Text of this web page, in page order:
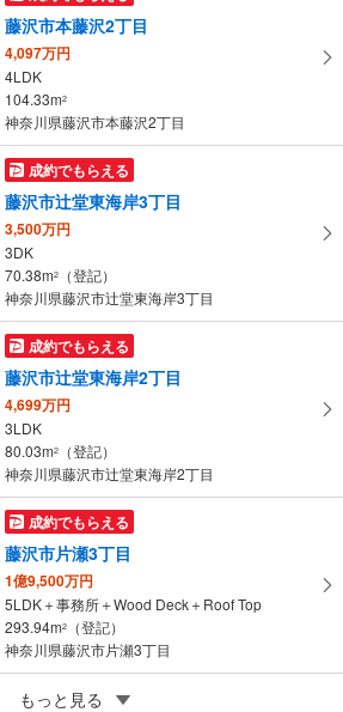
藤沢市本藤沢2丁目
4,097万円
4LDK
104.33m2
神奈川県藤沢市本藤沢2丁目
成約でもらえる
藤沢市辻堂東海岸3丁目
3,500万円
3DK
70.38m2
（登記）
神奈川県藤沢市辻堂東海岸3丁目
成約でもらえる
藤沢市辻堂東海岸2丁目
4,699万円
3LDK
80.03m2
（登記）
神奈川県藤沢市辻堂東海岸2丁目
成約でもらえる
藤沢市片瀬3丁目
1億9,500万円
5LDK＋事務所＋Wood Deck＋Roof Top
293.94m2
（登記）
神奈川県藤沢市片瀬3丁目
成約でもらえる
もっと見る